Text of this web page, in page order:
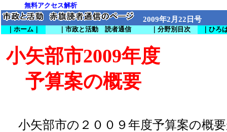
無料アクセス解析
2009年2月22日号
｜ホーム｜ ｜市政と活動 読者通信 ｜分野別目次 ｜ひろ
小矢部市2009年度
予算案の概要
小矢部市の２００９年度予算案の概